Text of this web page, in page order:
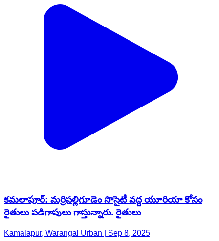
కమలాపూర్: మర్రిపల్లిగూడెం సొసైటీ వద్ద యూరియా కోసం
రైతులు పడిగాపులు గాస్తున్నారు. రైతులు
Kamalapur, Warangal Urban | Sep 8, 2025